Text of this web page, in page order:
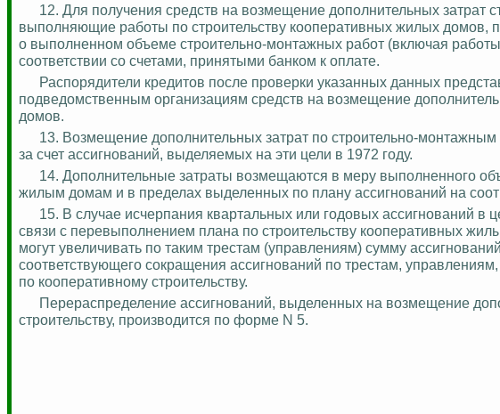
12. Для получения средств на возмещение дополнительных затрат
выполняющие работы по строительству кооперативных жилых домов,
о выполненном объеме строительно-монтажных работ (включая
соответствии со счетами, принятыми банком к оплате.
Распорядители кредитов после проверки указанных данных
подведомственным организациям средств на возмещение
домов.
13. Возмещение дополнительных затрат по строительно-
за счет ассигнований, выделяемых на эти цели в 1972 году.
14. Дополнительные затраты возмещаются в меру выполненного
жилым домам и в пределах выделенных по плану ассигнований на
15. В случае исчерпания квартальных или годовых ассигнований в
связи с перевыполнением плана по строительству кооперативных
могут увеличивать по таким трестам (управлениям) сумму
соответствующего сокращения ассигнований по трестам,
по кооперативному строительству.
Перераспределение ассигнований, выделенных на возмещение
строительству, производится по форме N 5.